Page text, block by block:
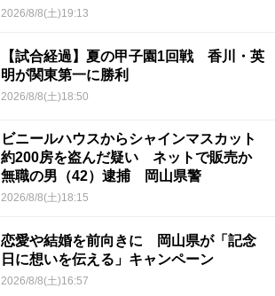
2026/8/8(土)19:13
【試合経過】夏の甲子園1回戦 香川・英
明が関東第一に勝利
2026/8/8(土)18:50
ビニールハウスからシャインマスカット
約200房を盗んだ疑い ネットで販売か
無職の男（42）逮捕 岡山県警
2026/8/8(土)18:15
恋愛や結婚を前向きに 岡山県が「記念
日に想いを伝える」キャンペーン
2026/8/8(土)16:57